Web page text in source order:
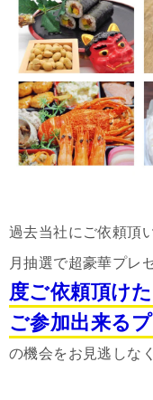
過去当社にご依頼頂
月抽選で超豪華プレ
度ご依頼頂け
ご参加出来る
の機会をお見逃しな